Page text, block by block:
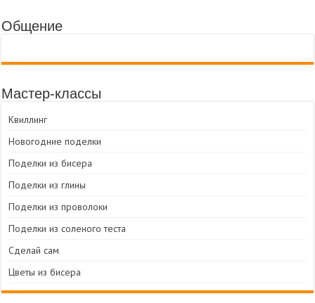
Общение
Мастер-классы
Квиллинг
Новогодние поделки
Поделки из бисера
Поделки из глины
Поделки из проволоки
Поделки из соленого теста
Сделай сам
Цветы из бисера